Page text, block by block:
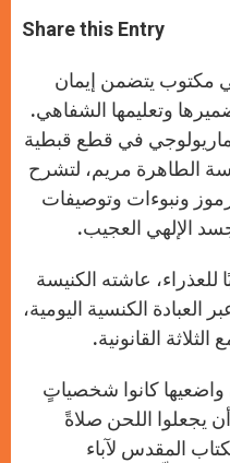
t
s
p
p
s
e
g
e
r
e
b
o
k
Share this Entry
مكتوب يتضمن إيمان
وتعليمها الشفاهي.
في قطع قبطية
الطاهرة مريم، لتشرح
ونبوءات وتوصيفات
الإلهي العجيب.
للعذراء، عاشته الكنيسة
العبادة الكنسية اليومية،
القانونية.
كانوا شخصياتٍ
يجعلوا اللحن صلاةً
المقدس لآباء